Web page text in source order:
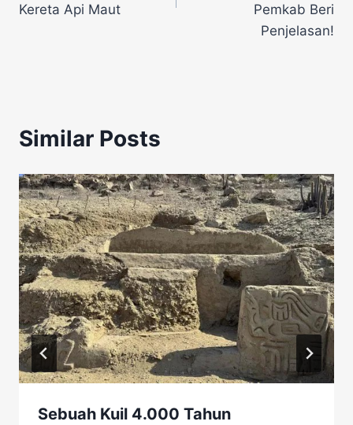
Kereta Api Maut
Pemkab Beri
Penjelasan!
Similar Posts
Sebuah Kuil 4.000 Tahun